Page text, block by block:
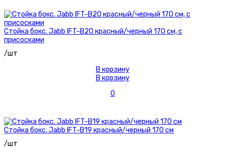
Стойка бокс. Jabb IFT-B20 красный/черный 170 см, с
присосками
/шт
В корзину
В корзину
0
Стойка бокс. Jabb IFT-B19 красный/черный 170 см
/шт